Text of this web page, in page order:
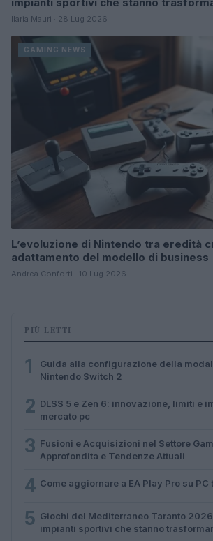
Ilaria Mauri · 28 Lug 2026
GAMING NEWS
L’evoluzione di Nintendo tra eredità
adattamento del modello di business
Andrea Conforti · 10 Lug 2026
PIÙ LETTI
1
Guida alla configurazione della
Nintendo Switch 2
2 DLSS 5 e Zen 6: innovazione, limiti e
mercato pc
3 Fusioni e Acquisizioni nel Settore
Approfondita e Tendenze Attuali
4 Come aggiornare a EA Play Pro su PC
5 Giochi del Mediterraneo Taranto
impianti sportivi che stanno